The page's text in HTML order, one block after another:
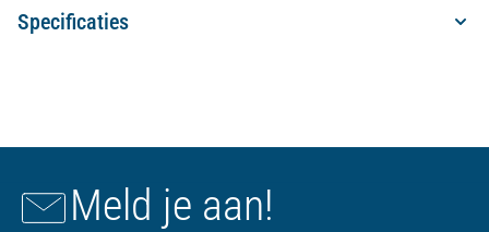
Specificaties
Meld je aan!